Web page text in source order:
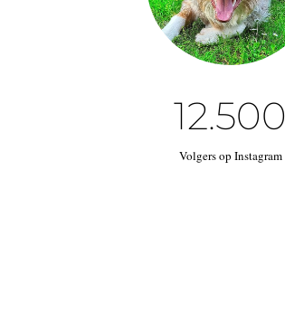
Volgers op Instagram
12.500